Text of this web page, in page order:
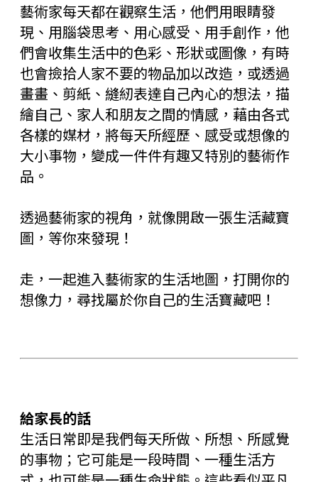
藝術家每天都在觀察生活，他們用眼睛發
現、用腦袋思考、用心感受、用手創作，他
們會收集生活中的色彩、形狀或圖像，有時
也會撿拾人家不要的物品加以改造，或透過
畫畫、剪紙、縫紉表達自己內心的想法，描
繪自己、家人和朋友之間的情感，藉由各式
各樣的媒材，將每天所經歷、感受或想像的
大小事物，變成一件件有趣又特別的藝術作
品。
透過藝術家的視角，就像開啟一張生活藏寶
圖，等你來發現！
走，一起進入藝術家的生活地圖，打開你的
想像力，尋找屬於你自己的生活寶藏吧！
給家長的話
生活日常即是我們每天所做、所想、所感覺
的事物；它可能是一段時間、一種生活方